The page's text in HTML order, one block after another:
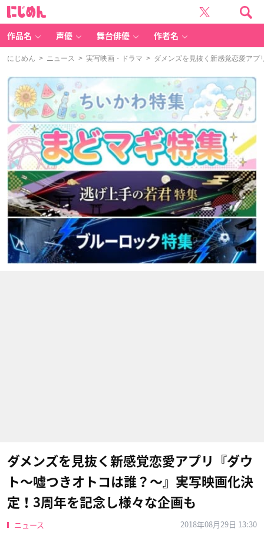
作品名 声優 舞台俳優 作者名
にじめん > ニュース > 実写映画・ドラマ > ダメンズを見抜く新感覚恋愛アプ
ダメンズを見抜く新感覚恋愛アプリ『ダウ
ト〜嘘つきオトコは誰？〜』実写映画化決
定！3周年を記念し様々な企画も
ニュース
2018年08月29日 13:30